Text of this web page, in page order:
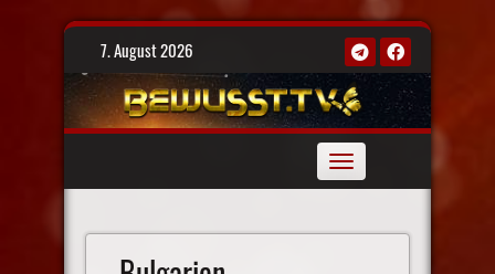
Skip
content
7. August 2026
Toggle
navigation